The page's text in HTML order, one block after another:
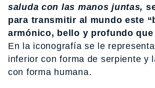
saluda con las manos juntas,
para transmitir al mundo este
armónico, bello y profundo que
En la iconografía se le
inferior con forma de serpiente y
con forma humana.